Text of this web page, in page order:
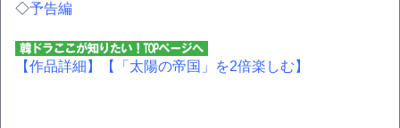
◇予告編
【作品詳細】 【「太陽の帝国」を2倍楽しむ】